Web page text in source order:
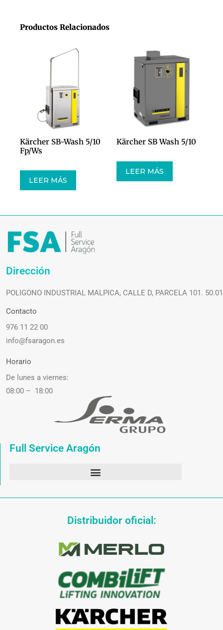
Productos Relacionados
Kärcher SB-Wash 5/10
Fp/Ws
LEER MÁS
Kärcher SB Wash 5/10
LEER MÁS
Dirección
POLIGONO INDUSTRIAL MALPICA, CALLE D, PARCELA 101.
Contacto
976 11 22 00
info@fsaragon.es
Horario
De lunes a viernes:
08:00 – 18:00
Full Service Aragón
Distribuidor oficial: